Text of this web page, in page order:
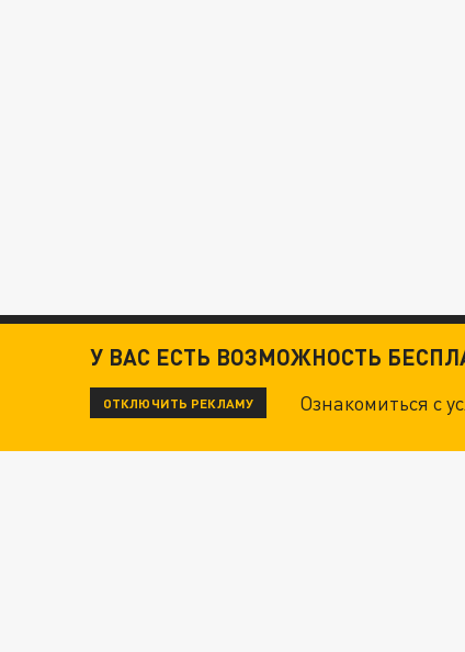
У ВАС ЕСТЬ ВОЗМОЖНОСТЬ
ОТКЛЮЧИТЬ РЕКЛАМУ Ознакомиться с